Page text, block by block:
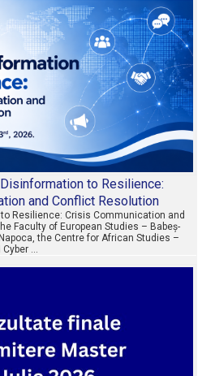
to Resilience:
and Conflict Resolution
Resilience: Crisis Communication and
Faculty of European Studies – Babeș-
the Centre for African Studies –
…